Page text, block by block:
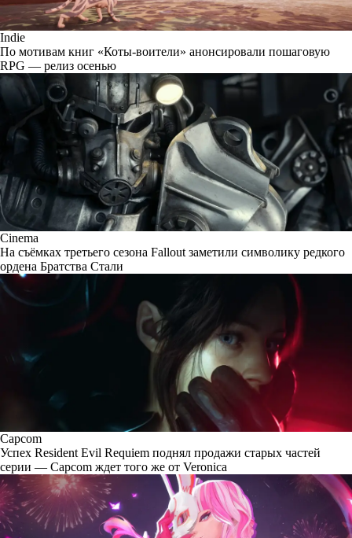
Indie
По мотивам книг «Коты-воители» анонсировали пошаговую
RPG — релиз осенью
Cinema
На съёмках третьего сезона Fallout заметили символику редкого
ордена Братства Стали
Capcom
Успех Resident Evil Requiem поднял продажи старых частей
серии — Capcom ждет того же от Veronica